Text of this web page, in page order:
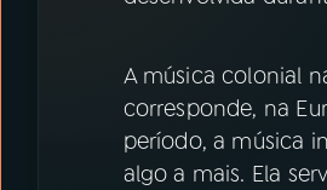
Instagram X
A música colonial
corresponde, na
período, a música
algo a mais. Ela